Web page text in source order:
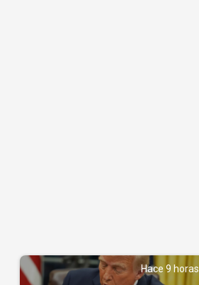
Hace 9 horas